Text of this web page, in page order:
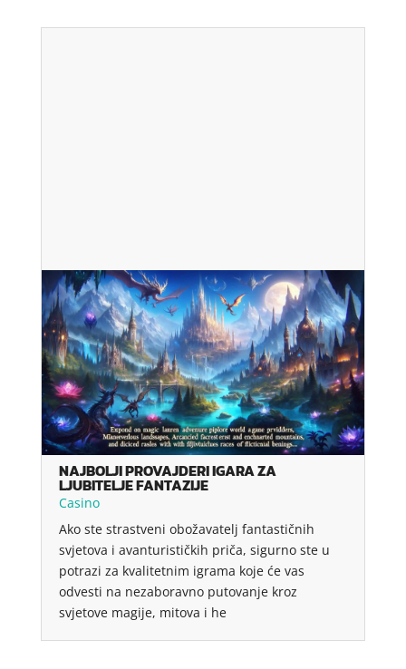
NAJBOLJI PROVAJDERI IGARA ZA
LJUBITELJE FANTAZIJE
Casino
Ako ste strastveni obožavatelj fantastičnih
svjetova i avanturističkih priča, sigurno ste u
potrazi za kvalitetnim igrama koje će vas
odvesti na nezaboravno putovanje kroz
svjetove magije, mitova i he